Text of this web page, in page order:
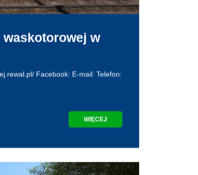
waskotorowej w
Facebook: E-mail: Telefon:
WIĘCEJ